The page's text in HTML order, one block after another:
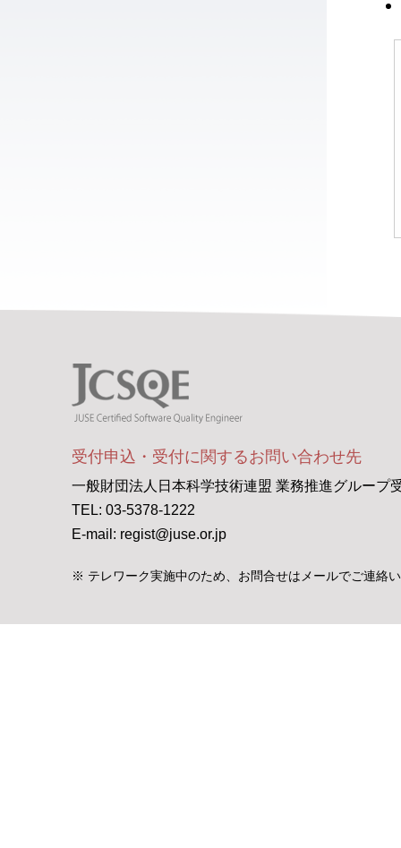
受付申込・受付に関するお問い合わせ先
一般財団法人日本科学技術連盟 業務推進グループ
TEL: 03-5378-1222
E-mail: regist@juse.or.jp
※ テレワーク実施中のため、お問合せはメールでご連絡